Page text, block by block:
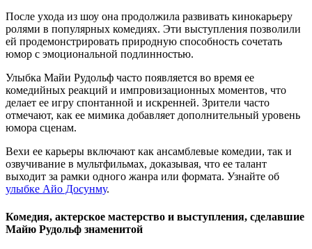
После ухода из шоу она продолжила развивать кинокарьеру
ролями в популярных комедиях. Эти выступления позволили
ей продемонстрировать природную способность сочетать
юмор с эмоциональной подлинностью.
Улыбка Майи Рудольф часто появляется во время ее
комедийных реакций и импровизационных моментов, что
делает ее игру спонтанной и искренней. Зрители часто
отмечают, как ее мимика добавляет дополнительный уровень
юмора сценам.
Вехи ее карьеры включают как ансамблевые комедии, так и
озвучивание в мультфильмах, доказывая, что ее талант
выходит за рамки одного жанра или формата. Узнайте об
улыбке Айо Досунму.
Комедия, актерское мастерство и выступления, сделавшие
Майю Рудольф знаменитой